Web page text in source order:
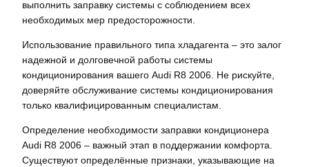
выполнить заправку системы с соблюдением всех
необходимых мер предосторожности.
Использование правильного типа хладагента – это залог
надежной и долговечной работы системы
кондиционирования вашего Audi R8 2006. Не рискуйте,
доверяйте обслуживание системы кондиционирования
только квалифицированным специалистам.
Определение необходимости заправки кондиционера
Audi R8 2006 – важный этап в поддержании комфорта.
Существуют определённые признаки, указывающие на